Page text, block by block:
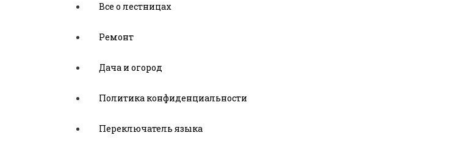
Все о лестницах
Ремонт
Дача и огород
Политика конфиденциальности
Переключатель языка